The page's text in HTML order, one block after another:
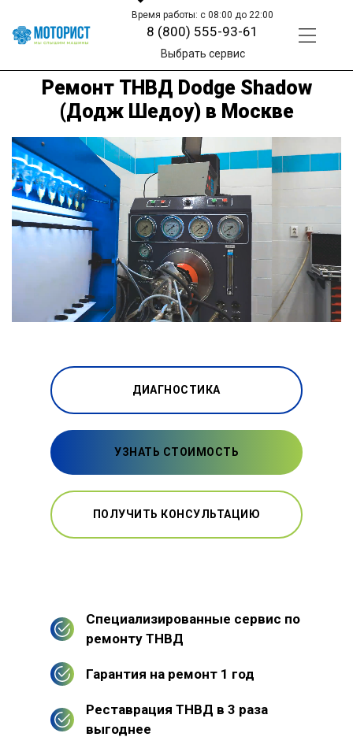
Время работы: с 08:00 до 22:00
8 (800) 555-93-61
Выбрать сервис
Ремонт ТНВД Dodge Shadow
(Додж Шедоу) в Москве
ДИАГНОСТИКА
УЗНАТЬ СТОИМОСТЬ
ПОЛУЧИТЬ КОНСУЛЬТАЦИЮ
Специализированные сервис по
ремонту ТНВД
Гарантия на ремонт 1 год
Реставрация ТНВД в 3 раза
выгоднее